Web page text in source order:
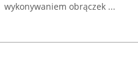
wykonywaniem obrączek ...